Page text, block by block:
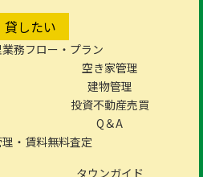
貸したい
務フロー・プラン
空き家管理
建物管理
投資不動産売買
Q＆A
・賃料無料査定
タウンガイド